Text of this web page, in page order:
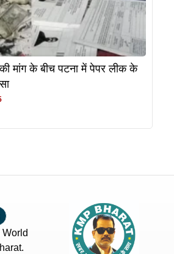
मांग के बीच पटना में पेपर लीक के